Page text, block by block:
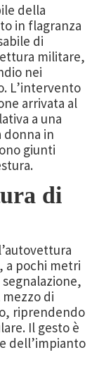
della
in flagranza
di
militare,
nei
L’intervento
arrivata al
a una
donna in
giunti
di
a pochi metri
di
riprendendo
Il gesto è
dell’impianto